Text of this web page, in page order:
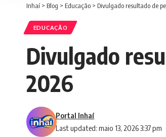
Inhaí > Blog > Educação > Divulgado resultado de
EDUCAÇÃO
Divulgado
2026
Last updated: maio 13, 2026 3:37 pm
Portal Inhaí